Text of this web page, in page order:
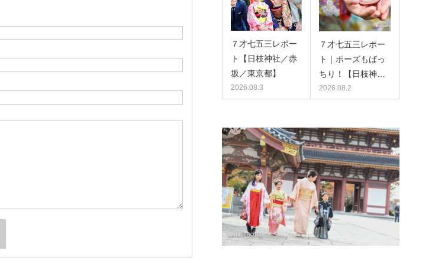
７才七五三レポー
ト【日枝神社／赤
坂／東京都】
2026.08.3
７才七五三レポー
ト｜ポーズもばっ
ちり！【日枝神…
2026.08.2